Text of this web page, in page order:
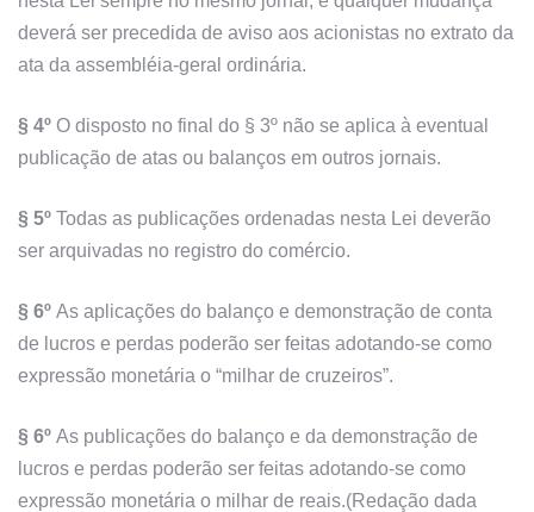
deverá ser precedida de aviso aos acionistas no extrato da
ata da assembléia-geral ordinária.
§ 4º O disposto no final do § 3º não se aplica à eventual
publicação de atas ou balanços em outros jornais.
§ 5º Todas as publicações ordenadas nesta Lei deverão
ser arquivadas no registro do comércio.
§ 6º As aplicações do balanço e demonstração de conta
de lucros e perdas poderão ser feitas adotando-se como
expressão monetária o “milhar de cruzeiros”.
§ 6º As publicações do balanço e da demonstração de
lucros e perdas poderão ser feitas adotando-se como
expressão monetária o milhar de reais.(Redação dada